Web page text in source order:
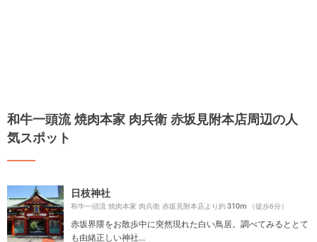
和牛一頭流 焼肉本家 肉兵衛 赤坂見附本店周辺の人
気スポット
日枝神社
和牛一頭流 焼肉本家 肉兵衛 赤坂見附本店より約310m （徒歩6分）
赤坂界隈をお散歩中に突然現れた白い鳥居。調べてみるととて
も由緒正しい神社...